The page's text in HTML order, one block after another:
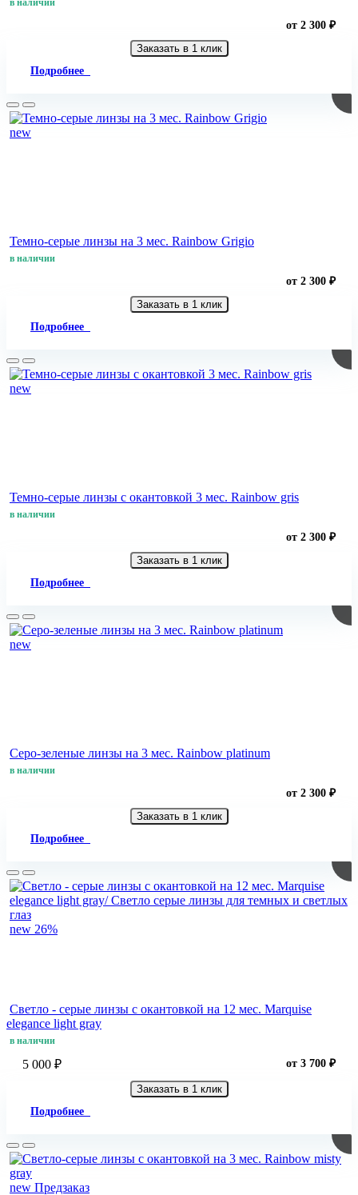
от 2 300 ₽
Заказать в 1 клик
Подробнее
new
Темно-серые линзы на 3 мес. Rainbow Grigio
в наличии
от 2 300 ₽
Заказать в 1 клик
Подробнее
new
Темно-серые линзы с окантовкой 3 мес. Rainbow gris
в наличии
от 2 300 ₽
Заказать в 1 клик
Подробнее
new
Серо-зеленые линзы на 3 мес. Rainbow platinum
в наличии
от 2 300 ₽
Заказать в 1 клик
Подробнее
new 26%
Светло - cерые линзы c окантовкой на 12 мес. Marquise
elegance light gray
в наличии
5 000 ₽ от 3 700 ₽
Заказать в 1 клик
Подробнее
new Предзаказ